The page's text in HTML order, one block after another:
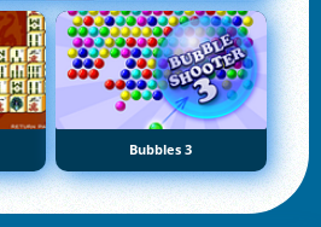
Bubbles 3